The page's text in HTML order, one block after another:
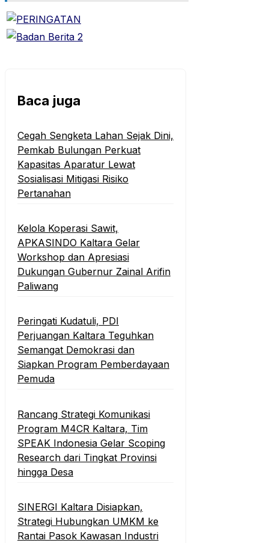
Baca juga
Cegah Sengketa Lahan Sejak Dini,
Pemkab Bulungan Perkuat
Kapasitas Aparatur Lewat
Sosialisasi Mitigasi Risiko
Pertanahan
Kelola Koperasi Sawit,
APKASINDO Kaltara Gelar
Workshop dan Apresiasi
Dukungan Gubernur Zainal Arifin
Paliwang
Peringati Kudatuli, PDI
Perjuangan Kaltara Teguhkan
Semangat Demokrasi dan
Siapkan Program Pemberdayaan
Pemuda
Rancang Strategi Komunikasi
Program M4CR Kaltara, Tim
SPEAK Indonesia Gelar Scoping
Research dari Tingkat Provinsi
hingga Desa
SINERGI Kaltara Disiapkan,
Strategi Hubungkan UMKM ke
Rantai Pasok Kawasan Industri